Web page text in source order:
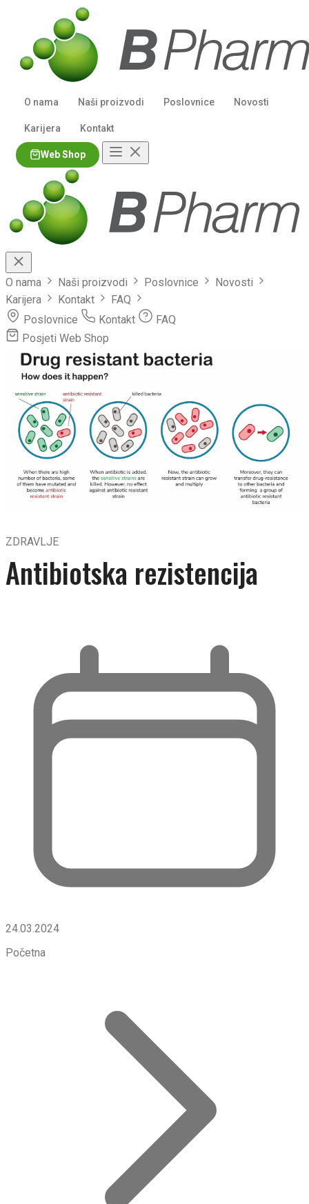
O nama Naši proizvodi Poslovnice Novosti
Karijera Kontakt
Web Shop
Kupuj!
O nama Naši proizvodi Poslovnice
Novosti
Karijera
Kontakt
FAQ
Poslovnice
Kontakt
FAQ
Posjeti Web Shop
ZDRAVLJE
Antibiotska rezistencija
24.03.2024
Početna